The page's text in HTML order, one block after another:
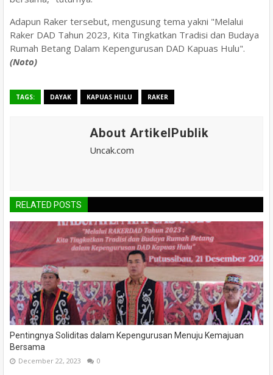
Adapun Raker tersebut, mengusung tema yakni "Melalui
Raker DAD Tahun 2023, Kita Tingkatkan Tradisi dan Budaya
Rumah Betang Dalam Kepengurusan DAD Kapuas Hulu".
(Noto)
TAGS: DAYAK KAPUAS HULU RAKER
About ArtikelPublik
Uncak.com
RELATED POSTS
Pentingnya Soliditas dalam Kepengurusan Menuju Kemajuan
Bersama
December 22, 2023 0